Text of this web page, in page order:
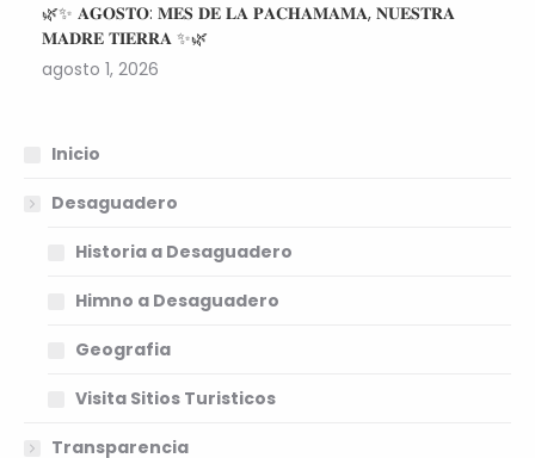
🌿✨ 𝐀𝐆𝐎𝐒𝐓𝐎: 𝐌𝐄𝐒 𝐃𝐄 𝐋𝐀 𝐏𝐀𝐂𝐇𝐀𝐌𝐀𝐌𝐀, 𝐍𝐔𝐄𝐒𝐓𝐑𝐀
𝐌𝐀𝐃𝐑𝐄 𝐓𝐈𝐄𝐑𝐑𝐀 ✨🌿
agosto 1, 2026
Inicio
Desaguadero
Historia a Desaguadero
Himno a Desaguadero
Geografia
Visita Sitios Turisticos
Transparencia